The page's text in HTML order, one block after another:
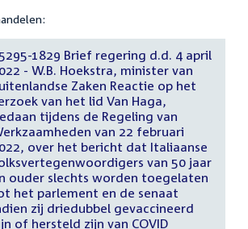
1829 Brief regering d.d. 4 april
- W.B. Hoekstra, minister van
Zaken Reactie op het
van het lid Van Haga,
tijdens de Regeling van
van 22 februari
over het bericht dat Italiaanse
van 50 jaar
ouder slechts worden toegelaten
het parlement en de senaat
zij driedubbel gevaccineerd
of hersteld zijn van COVID